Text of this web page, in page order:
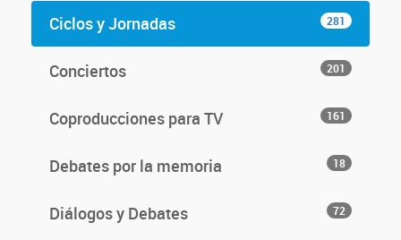
Ciclos y Jornadas 281
Conciertos 201
Coproducciones para TV 161
Debates por la memoria 18
Diálogos y Debates 72